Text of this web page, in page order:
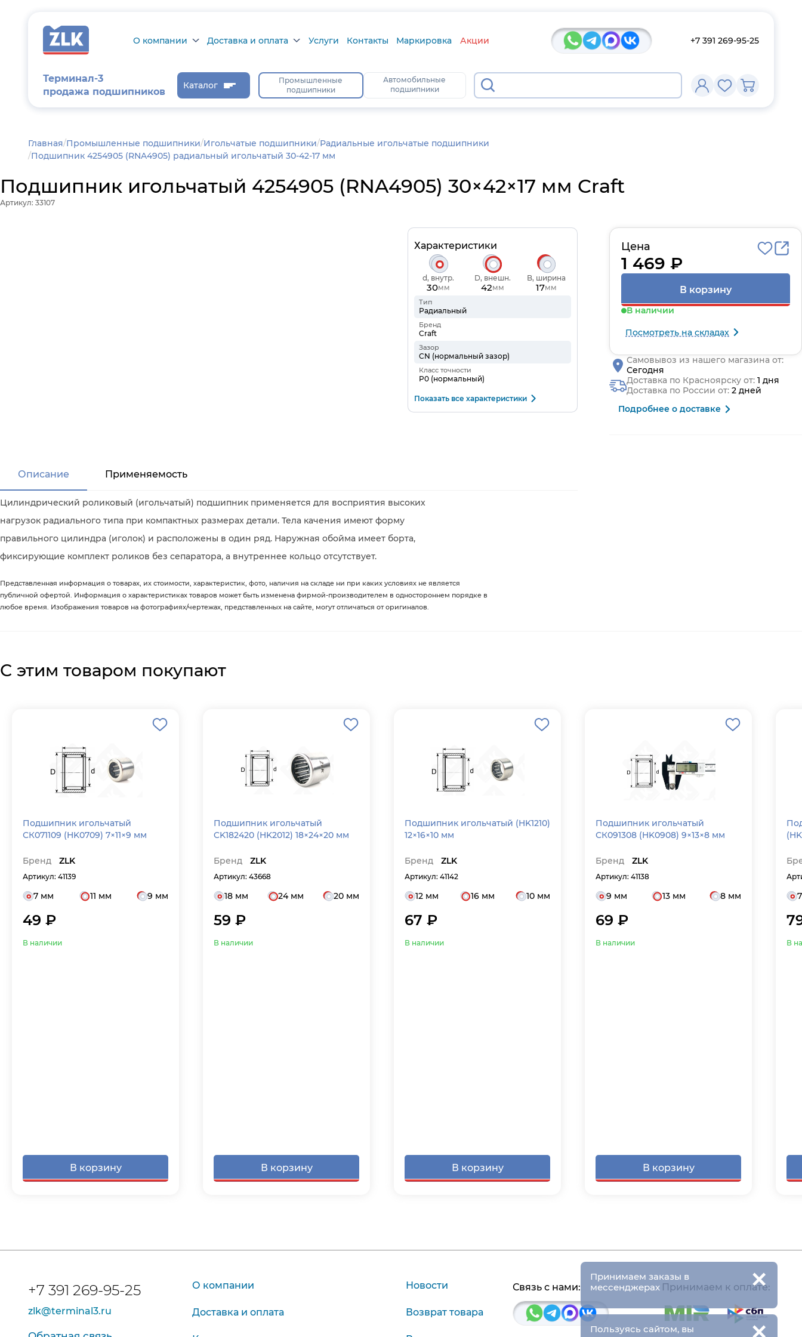
О компании
О компании
Сертификаты на
продукцию
Новости
Контроль и
Отзывы
Доставка и оплата
Доставка и оплата
Возврат товара
Услуги Контакты Маркировка Акции +7 391 269-95-25
Терминал-3
продажа подшипников
Каталог
Промышленные
подшипники
Автомобильные
подшипники
Главная/Промышленные подшипники Игольчатые подшипники/Радиальные игольчатые подшипники
Подшипник 4254905 (RNA4905) радиальный игольчатый 30-42-17 мм
Подшипник игольчатый 4254905 (RNA4905) 30×42×17 мм Craft
Артикул: 33107
Характеристики
d, внутр.
30мм
D, внешн.
42мм
B, ширина
17мм
Тип
Радиальный
Бренд
Craft
Зазор
CN (нормальный зазор)
Класс точности
P0 (нормальный)
Показать все характеристики
Цена
1 469 ₽
В корзину
В наличии
Посмотреть на складах
Самовывоз из нашего магазина от:
Сегодня
Доставка по Красноярску от:1 дня
Доставка по России от:2 дней
Подробнее о доставке
Описание Применяемость
Цилиндрический роликовый (игольчатый) подшипник применяется для восприятия высоких
нагрузок радиального типа при компактных размерах детали. Тела качения имеют форму
правильного цилиндра (иголок) и расположены в один ряд. Наружная обойма имеет борта,
фиксирующие комплект роликов без сепаратора, а внутреннее кольцо отсутствует.
Представленная информация о товарах, их стоимости, характеристик, фото, наличия на складе ни при каких условиях не является
публичной офертой. Информация о характеристиках товаров может быть изменена фирмой-производителем в одностороннем порядке в
любое время. Изображения товаров на фотографиях/чертежах, представленных на сайте, могут отличаться от оригиналов.
С этим товаром покупают
Подшипник игольчатый
СК071109 (HK0709) 7×11×9 мм
Бренд ZLK
Артикул: 41139
7 мм 11 мм 9 мм
49 ₽
В наличии
В корзину
Подшипник игольчатый
CK182420 (HK2012) 18×24×20 мм
Бренд ZLK
Артикул: 43668
18 мм 24 мм 20 мм
59 ₽
В наличии
В корзину
Подшипник игольчатый (HK1210)
12×16×10 мм
Бренд ZLK
Артикул: 41142
12 мм 16 мм 10 мм
67 ₽
В наличии
В корзину
Подшипник игольчатый
СК091308 (HK0908) 9×13×8 мм
Бренд ZLK
Артикул: 41138
9 мм 13 мм 8 мм
69 ₽
В наличии
В корзину
В
+7 391 269-95-25
zlk@terminal3.ru
О компании
Доставка и оплата
Новости
Возврат товара
Связь с нами: Принимаем к оплате:
Пользуясь сайтом, вы
Принимаем заказы в
мессенджерах
×